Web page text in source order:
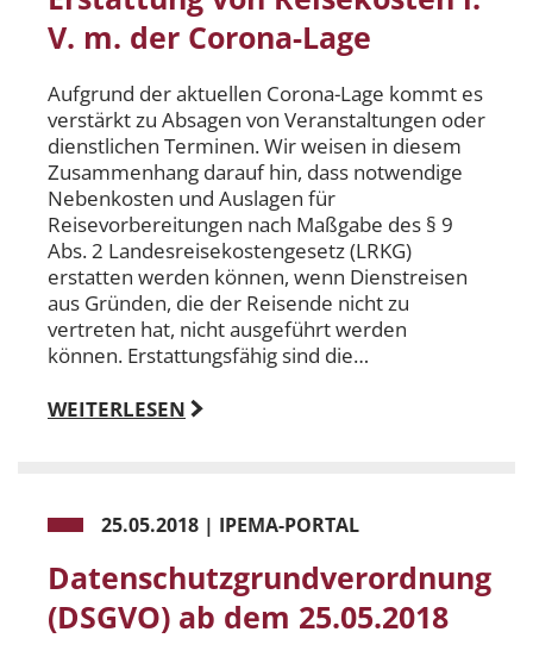
V. m. der Corona-Lage
Aufgrund der aktuellen Corona-Lage kommt es
verstärkt zu Absagen von Veranstaltungen oder
dienstlichen Terminen. Wir weisen in diesem
Zusammenhang darauf hin, dass notwendige
Nebenkosten und Auslagen für
Reisevorbereitungen nach Maßgabe des § 9
Abs. 2 Landesreisekostengesetz (LRKG)
erstatten werden können, wenn Dienstreisen
aus Gründen, die der Reisende nicht zu
vertreten hat, nicht ausgeführt werden
können. Erstattungsfähig sind die…
WEITERLESEN
25.05.2018 | IPEMA-PORTAL
Datenschutzgrundverordnung
(DSGVO) ab dem 25.05.2018